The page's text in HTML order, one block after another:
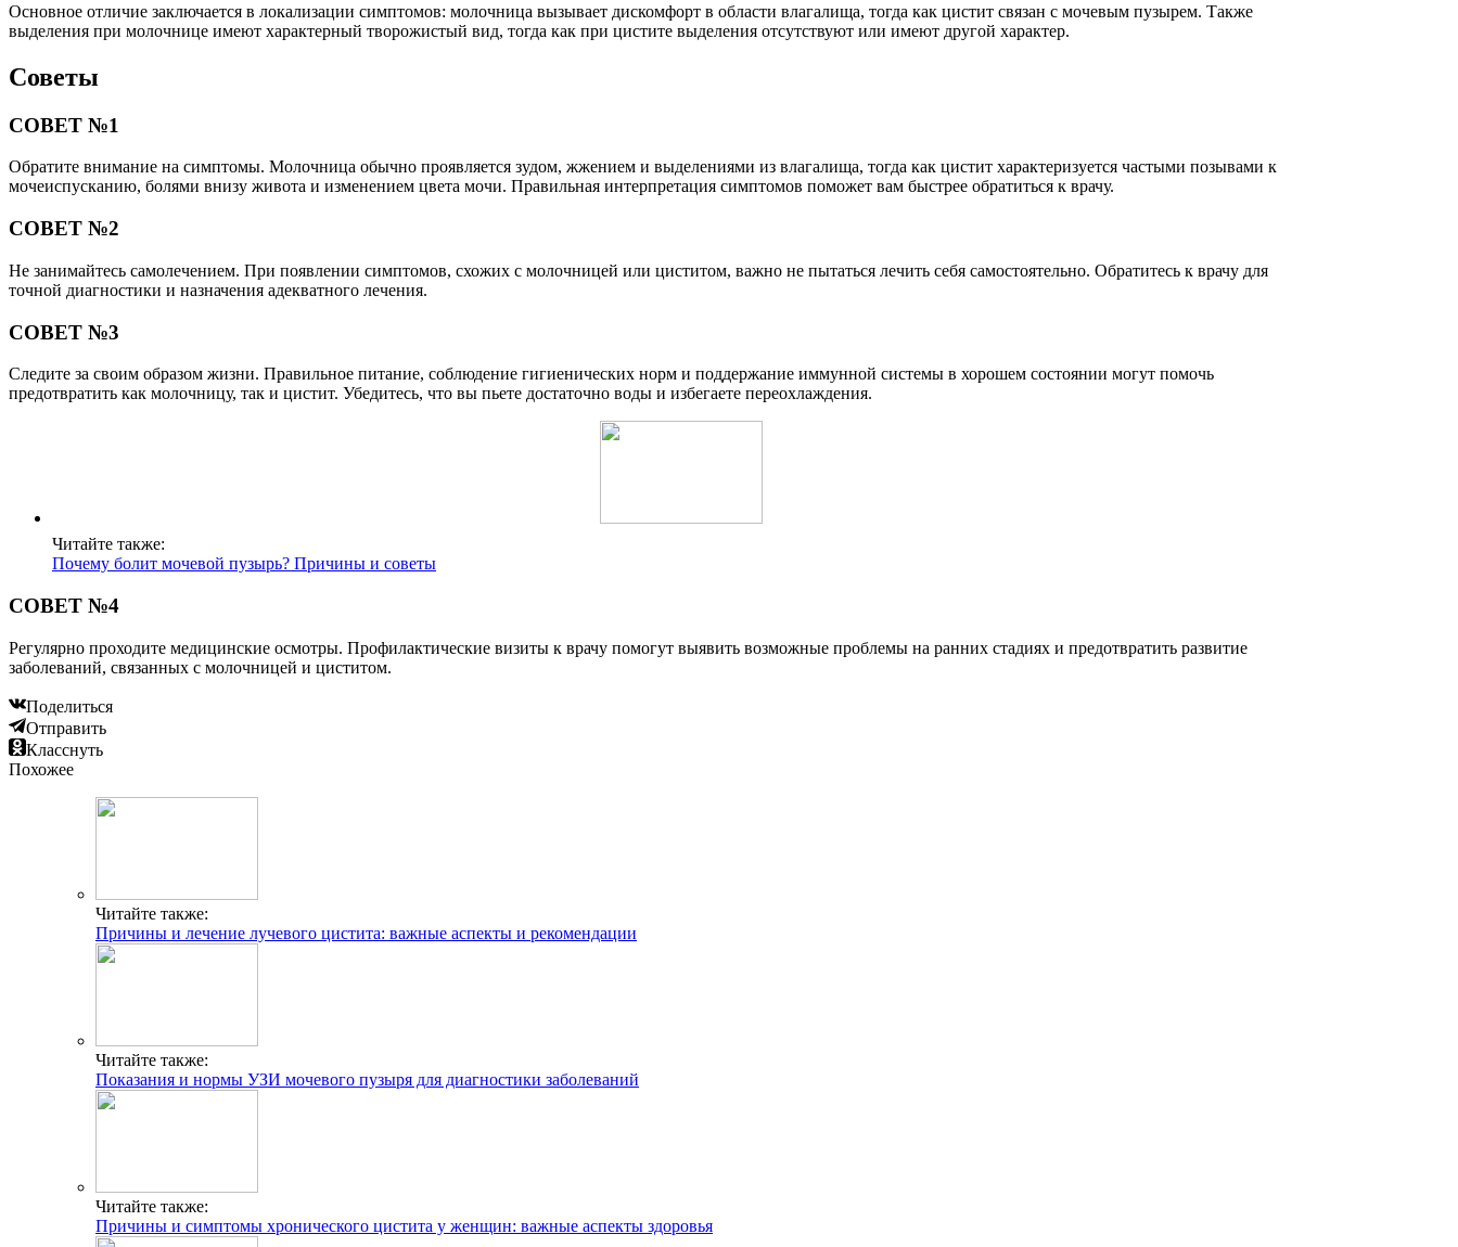
Основное отличие заключается в локализации симптомов: молочница вызывает дискомфорт в области влагалища, тогда как цистит связан с мочевым пузырем. Также
выделения при молочнице имеют характерный творожистый вид, тогда как при цистите выделения отсутствуют или имеют другой характер.
Советы
СОВЕТ №1
Обратите внимание на симптомы. Молочница обычно проявляется зудом, жжением и выделениями из влагалища, тогда как цистит характеризуется частыми позывами к
мочеиспусканию, болями внизу живота и изменением цвета мочи. Правильная интерпретация симптомов поможет вам быстрее обратиться к врачу.
СОВЕТ №2
Не занимайтесь самолечением. При появлении симптомов, схожих с молочницей или циститом, важно не пытаться лечить себя самостоятельно. Обратитесь к врачу для
точной диагностики и назначения адекватного лечения.
СОВЕТ №3
Следите за своим образом жизни. Правильное питание, соблюдение гигиенических норм и поддержание иммунной системы в хорошем состоянии могут помочь
предотвратить как молочницу, так и цистит. Убедитесь, что вы пьете достаточно воды и избегаете переохлаждения.
Читайте также:
Почему болит мочевой пузырь? Причины и советы
СОВЕТ №4
Регулярно проходите медицинские осмотры. Профилактические визиты к врачу помогут выявить возможные проблемы на ранних стадиях и предотвратить развитие
заболеваний, связанных с молочницей и циститом.
Поделиться
Отправить
Класснуть
Похожее
Читайте также:
Причины и лечение лучевого цистита: важные аспекты и рекомендации
Читайте также:
Показания и нормы УЗИ мочевого пузыря для диагностики заболеваний
Читайте также:
Причины и симптомы хронического цистита у женщин: важные аспекты здоровья